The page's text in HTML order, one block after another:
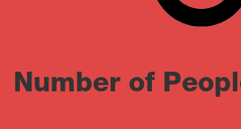
Number of